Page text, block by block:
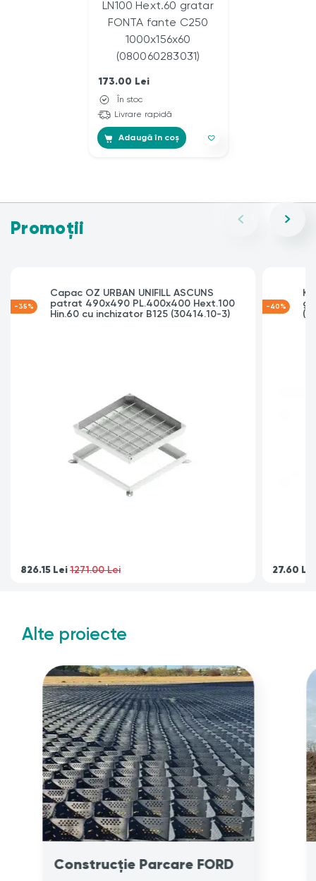
173.00 Lei
În stoc
Livrare rapidă
Adaugă în coș
Promoții
-35%
Capac OZ URBAN UNIFILL ASCUNS
patrat 490x490 PL.400x400 Hext.100
Hin.60 cu inchizator B125 (30414.10-3)
826.15 Lei1271.00 Lei
-40%
27.60 Lei
Alte proiecte
Construcție Parcare FORD